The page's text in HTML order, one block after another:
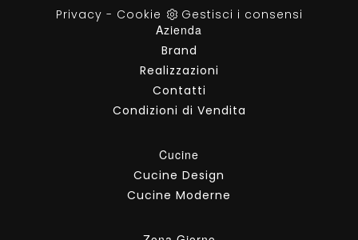
Privacy - Cookie
Gestisci i consensi
Azienda
Brand
Realizzazioni
Contatti
Condizioni di Vendita
Cucine
Cucine Design
Cucine Moderne